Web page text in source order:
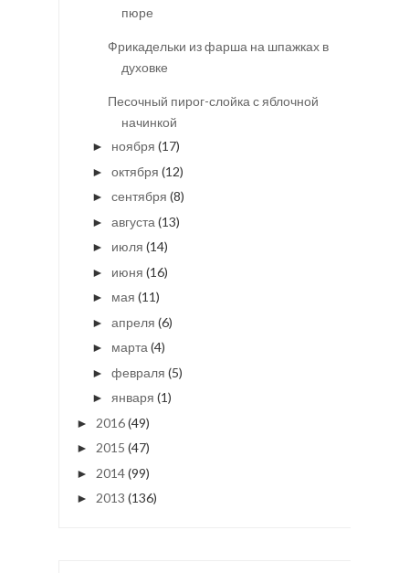
пюре
Фрикадельки из фарша на шпажках в
духовке
Песочный пирог-слойка с яблочной
начинкой
► ноября (17)
► октября (12)
► сентября (8)
► августа (13)
► июля (14)
► июня (16)
► мая (11)
► апреля (6)
► марта (4)
► февраля (5)
► января (1)
► 2016(49)
► 2015 (47)
► 2014(99)
► 2013 (136)